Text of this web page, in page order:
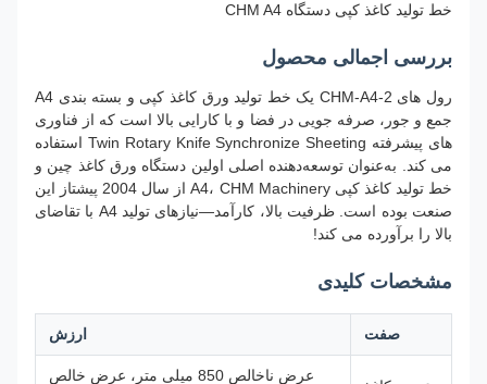
خط تولید کاغذ کپی دستگاه CHM A4
بررسی اجمالی محصول
رول های CHM-A4-2 یک خط تولید ورق کاغذ کپی و بسته بندی A4
جمع و جور، صرفه جویی در فضا و با کارایی بالا است که از فناوری
های پیشرفته Twin Rotary Knife Synchronize Sheeting استفاده
می کند. به‌عنوان توسعه‌دهنده اصلی اولین دستگاه ورق کاغذ چین و
خط تولید کاغذ کپی A4، CHM Machinery از سال 2004 پیشتاز این
صنعت بوده است. ظرفیت بالا، کارآمد—نیازهای تولید A4 با تقاضای
بالا را برآورده می کند!
مشخصات کلیدی
صفت
عرض ناخالص 850 میلی متر، عرض خالص